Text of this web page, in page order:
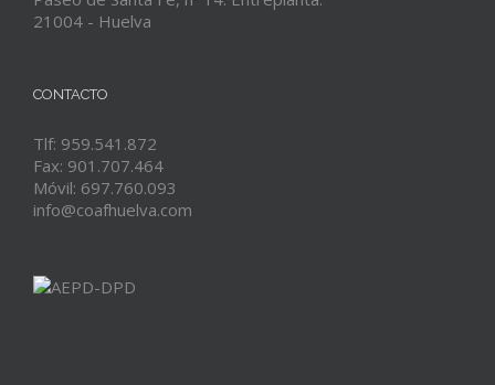
21004 - Huelva
CONTACTO
Tlf: 959.541.872
Fax: 901.707.464
Móvil: 697.760.093
info@coafhuelva.com